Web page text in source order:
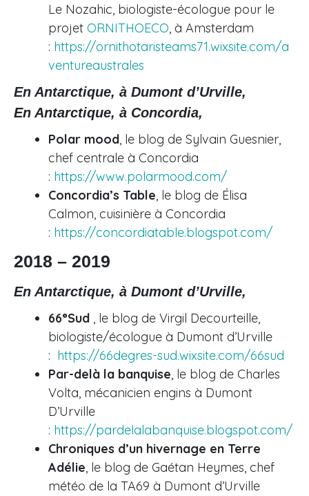
Le Nozahic, biologiste-écologue pour le
projet ORNITHOECO, à Amsterdam
: https://ornithotaristeams71.wixsite.com/a
ventureaustrales
En Antarctique, à Dumont d’Urville,
En Antarctique, à Concordia,
Polar mood, le blog de Sylvain Guesnier,
chef centrale à Concordia
: https://www.polarmood.com/
Concordia’s Table, le blog de Élisa
Calmon, cuisinière à Concordia
: https://concordiatable.blogspot.com/
2018 – 2019
En Antarctique, à Dumont d’Urville,
66°Sud , le blog de Virgil Decourteille,
biologiste/écologue à Dumont d’Urville
: https://66degres-sud.wixsite.com/66sud
Par-delà la banquise, le blog de Charles
Volta, mécanicien engins à Dumont
D’Urville
: https://pardelalabanquise.blogspot.com/
Chroniques d’un hivernage en Terre
Adélie, le blog de Gaétan Heymes, chef
météo de la TA69 à Dumont d’Urville